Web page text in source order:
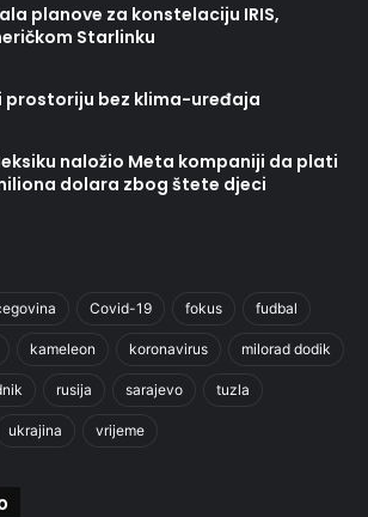
planove za konstelaciju IRIS,
Starlinku
prostoriju bez klima-uređaja
naložio Meta kompaniji da plati
dolara zbog štete djeci
Covid-19 fokus fudbal
kameleon koronavirus milorad dodik
rusija sarajevo tuzla
ukrajina vrijeme